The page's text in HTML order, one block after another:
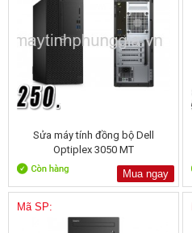
Sửa máy tính đồng bộ Dell
Optiplex 3050 MT
Mua ngay
Mã SP: